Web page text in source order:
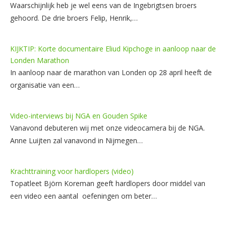
Waarschijnlijk heb je wel eens van de Ingebrigtsen broers
gehoord. De drie broers Felip, Henrik,…
KIJKTIP: Korte documentaire Eliud Kipchoge in aanloop naar de
Londen Marathon
In aanloop naar de marathon van Londen op 28 april heeft de
organisatie van een…
Video-interviews bij NGA en Gouden Spike
Vanavond debuteren wij met onze videocamera bij de NGA.
Anne Luijten zal vanavond in Nijmegen…
Krachttraining voor hardlopers (video)
Topatleet Björn Koreman geeft hardlopers door middel van
een video een aantal oefeningen om beter…